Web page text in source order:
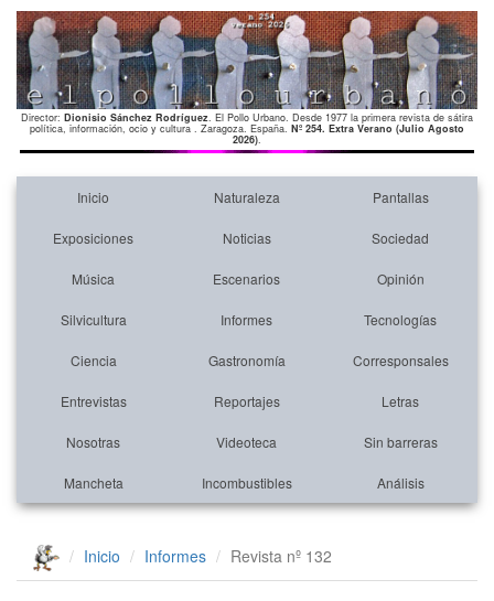
Director: Dionisio Sánchez Rodríguez. El Pollo Urbano. Desde 1977 la primera revista de sátira
política, información, ocio y cultura . Zaragoza. España. Nº 254. Extra Verano (Julio Agosto
2026).
Inicio Naturaleza Pantallas
Exposiciones Noticias Sociedad
Música Escenarios Opinión
Silvicultura Informes Tecnologías
Ciencia Gastronomía Corresponsales
Entrevistas Reportajes Letras
Nosotras Videoteca Sin barreras
Mancheta Incombustibles Análisis
Inicio Informes Revista nº 132